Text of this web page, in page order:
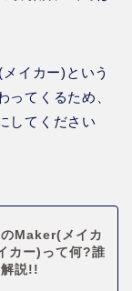
イカー)という
ってくるため、
してください
Maker(メイカ
カー)って何?誰
説!!